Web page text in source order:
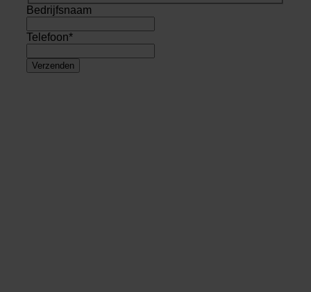
Bedrijfsnaam
Telefoon*